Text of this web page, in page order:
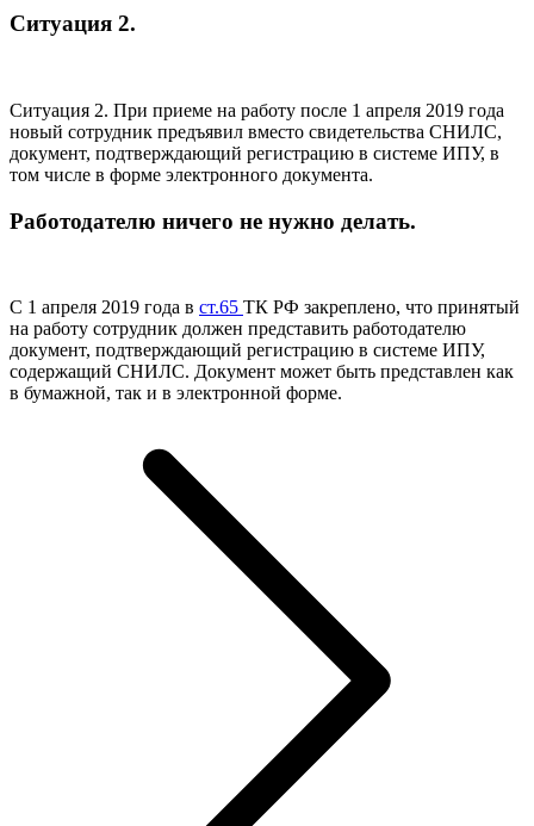
Ситуация 2.
Ситуация 2. При приеме на работу после 1 апреля 2019 года
новый сотрудник предъявил вместо свидетельства СНИЛС,
документ, подтверждающий регистрацию в системе ИПУ, в
том числе в форме электронного документа.
Работодателю ничего не нужно делать.
С 1 апреля 2019 года в ст.65 ТК РФ закреплено, что принятый
на работу сотрудник должен представить работодателю
документ, подтверждающий регистрацию в системе ИПУ,
содержащий СНИЛС. Документ может быть представлен как
в бумажной, так и в электронной форме.